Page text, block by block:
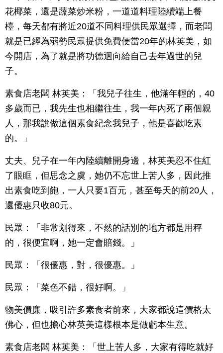
花椰菜，還是蔬菜炒米粉，一道道料理陸續端上餐
檯，每天都有將近20道不同料理供民眾選擇，而老闆
就是已經為弱勢民眾提供免費便當20年的林英美，如
今開店，為了就是將功德迴向給自己去年過世的兒
子。
素食店老闆 林英美：「我兒子往生，他滿年輕的，40
多歲而已，我先生也相繼往生，我一年內死了兩個親
人，那我說做這個素食紀念我兒子，他是喜歡吃素
的。」
丈夫、兒子在一年內陸續離開身邊，林英美忍不住紅
了眼眶，但思念之虞，她仍不忘世上苦人多，因此推
出素食吃到飽，一人只要1百元，甚至每天的前20人，
還優惠只收80元。
民眾：「非常划得來，不然的話別的地方都是用秤
的，很便宜啊，她一定會賠錢。」
民眾：「很優惠，對，很優惠。」
民眾：「菜色不錯，很好啊。」
物美價廉，吸引許多素食者前來，大家都說這價格太
佛心，但也擔心林英美這樣根本是做虧本生意。
素食店老闆 林英美：「世上苦人多，大家有得吃就好